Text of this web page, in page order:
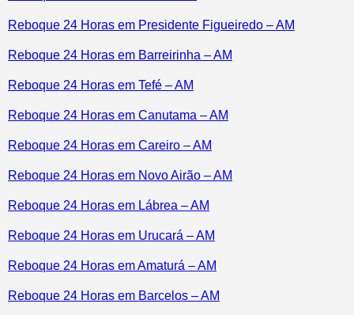
Reboque 24 Horas em Presidente Figueiredo – AM
Reboque 24 Horas em Barreirinha – AM
Reboque 24 Horas em Tefé – AM
Reboque 24 Horas em Canutama – AM
Reboque 24 Horas em Careiro – AM
Reboque 24 Horas em Novo Airão – AM
Reboque 24 Horas em Lábrea – AM
Reboque 24 Horas em Urucará – AM
Reboque 24 Horas em Amaturá – AM
Reboque 24 Horas em Barcelos – AM